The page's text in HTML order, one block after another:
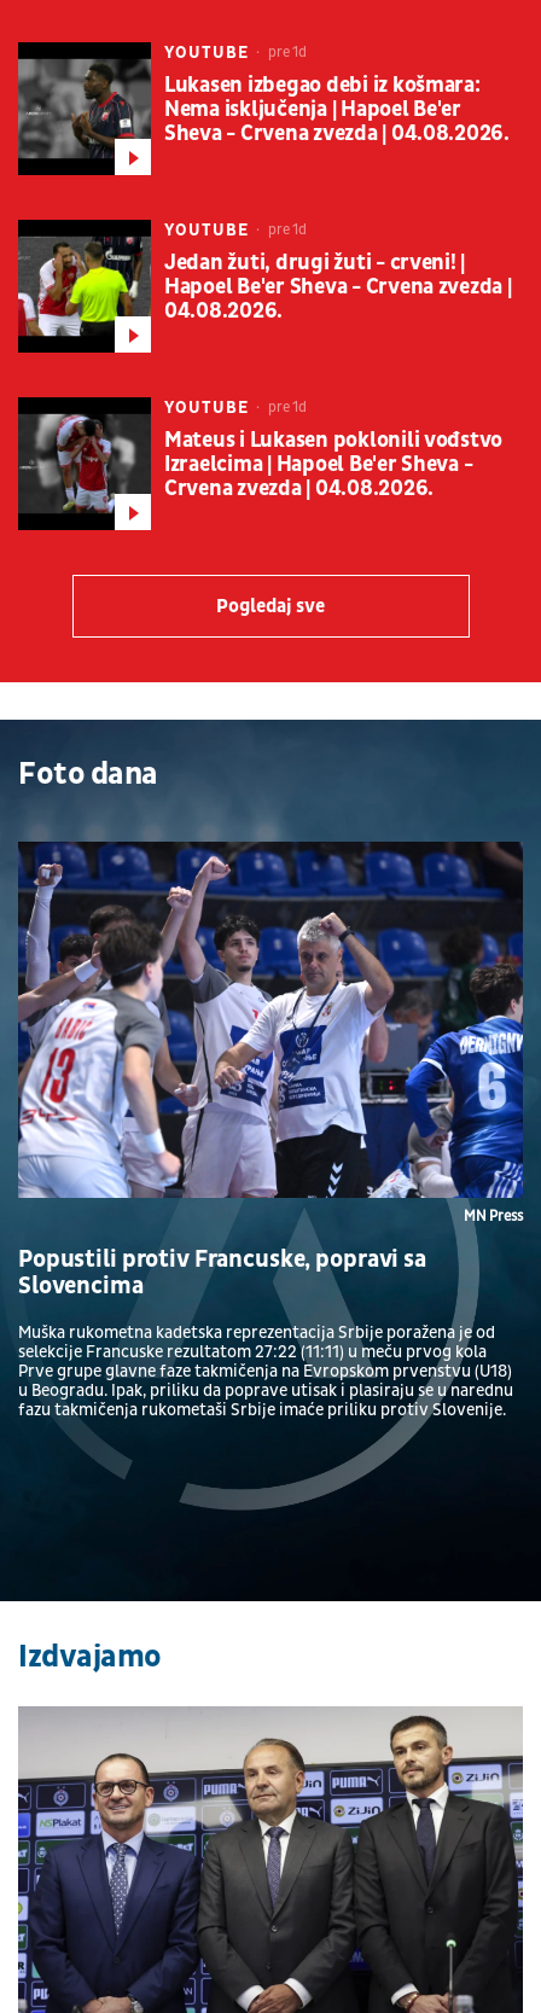
YOUTUBE pre 1d
Lukasen izbegao debi iz košmara:
Nema isključenja | Hapoel Be'er
Sheva - Crvena zvezda | 04.08.2026.
YOUTUBE pre 1d
Jedan žuti, drugi žuti - crveni! |
Hapoel Be'er Sheva - Crvena zvezda |
04.08.2026.
YOUTUBE pre 1d
Mateus i Lukasen poklonili vođstvo
Izraelcima | Hapoel Be'er Sheva -
Crvena zvezda | 04.08.2026.
Pogledaj sve
Foto dana
MN Press
Popustili protiv Francuske, popravi sa
Slovencima
Muška rukometna kadetska reprezentacija Srbije poražena je od
selekcije Francuske rezultatom 27:22 (11:11) u meču prvog kola
Prve grupe glavne faze takmičenja na Evropskom prvenstvu (U18)
u Beogradu. Ipak, priliku da poprave utisak i plasiraju se u narednu
fazu takmičenja rukometaši Srbije imaće priliku protiv Slovenije.
Izdvajamo